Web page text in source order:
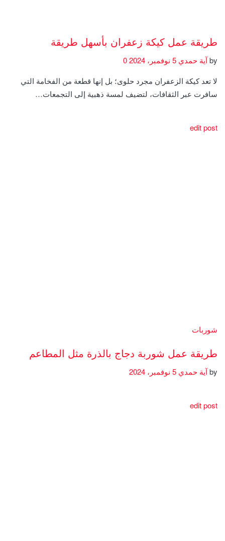
طريقة عمل كيكة زعفران بأسهل طريقة
byآية حمدي
لا تعد كيكة الزعفران مجرد حلوى؛ بل إنها قطعة من الفخامة التي
سافرت عبر الثقافات، لتضيف لمسة ذهبية إلى التجمعات…
edit post
شوربات
طريقة عمل شوربة دجاج بالذرة مثل المطاعم
byآية حمدي
edit post